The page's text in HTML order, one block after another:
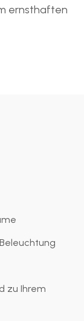
ernsthaften
zu Ihrem